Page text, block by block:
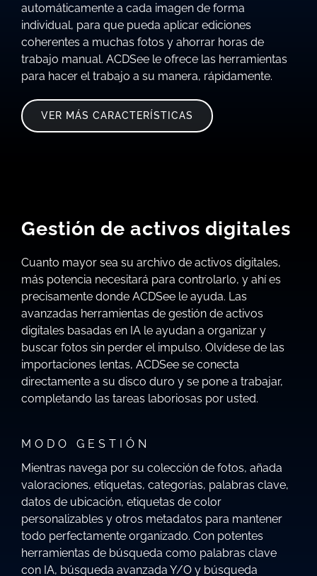
automáticamente a cada imagen de forma
individual, para que pueda aplicar ediciones
coherentes a muchas fotos y ahorrar horas de
trabajo manual. ACDSee le ofrece las herramientas
para hacer el trabajo a su manera, rápidamente.
VER MÁS CARACTERÍSTICAS
Gestión de activos digitales
Cuanto mayor sea su archivo de activos digitales,
más potencia necesitará para controlarlo, y ahí es
precisamente donde ACDSee le ayuda. Las
avanzadas herramientas de gestión de activos
digitales basadas en IA le ayudan a organizar y
buscar fotos sin perder el impulso. Olvídese de las
importaciones lentas, ACDSee se conecta
directamente a su disco duro y se pone a trabajar,
completando las tareas laboriosas por usted.
MODO GESTIÓN
Mientras navega por su colección de fotos, añada
valoraciones, etiquetas, categorías, palabras clave,
datos de ubicación, etiquetas de color
personalizables y otros metadatos para mantener
todo perfectamente organizado. Con potentes
herramientas de búsqueda como palabras clave
con IA, búsqueda avanzada Y/O y búsqueda